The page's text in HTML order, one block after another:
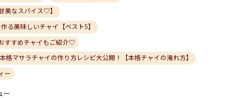
美なスパイス♡】
る美味しいチャイ【ベスト5】
すすめチャイもご紹介♡
格マサラチャイの作り方レシピ大公開！【本格チャイの淹れ方】
ー
ー